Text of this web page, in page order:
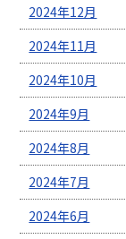
2024年12月
2024年11月
2024年10月
2024年9月
2024年8月
2024年7月
2024年6月